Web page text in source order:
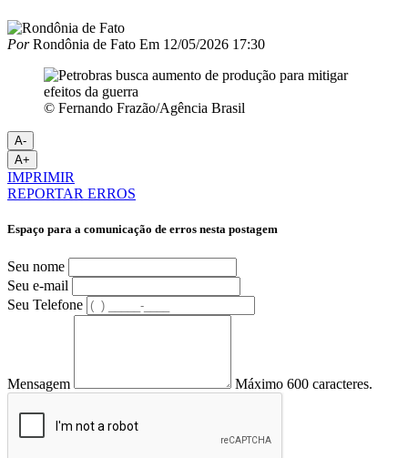
PorRondônia de Fato Em 12/05/2026 17:30
© Fernando Frazão/Agência Brasil
A-
A+
IMPRIMIR
REPORTAR ERROS
Espaço para a comunicação de erros nesta postagem
Seu nome
Seu e-mail
Seu Telefone
Mensagem Máximo 600 caracteres.